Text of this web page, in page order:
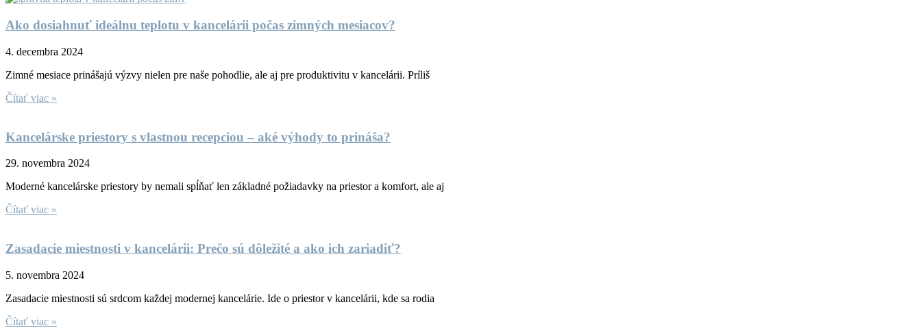
Ako dosiahnuť ideálnu teplotu v kancelárii počas zimných mesiacov?
4. decembra 2024
Zimné mesiace prinášajú výzvy nielen pre naše pohodlie, ale aj pre produktivitu v kancelárii. Príliš
Čítať viac »
Kancelárske priestory s vlastnou recepciou – aké výhody to prináša?
29. novembra 2024
Moderné kancelárske priestory by nemali spĺňať len základné požiadavky na priestor a komfort, ale aj
Čítať viac »
Zasadacie miestnosti v kancelárii: Prečo sú dôležité a ako ich zariadiť?
5. novembra 2024
Zasadacie miestnosti sú srdcom každej modernej kancelárie. Ide o priestor v kancelárii, kde sa rodia
Čítať viac »